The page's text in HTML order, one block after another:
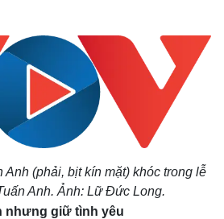
(phải, bịt kín mặt) khóc trong lễ
Anh. Ảnh: Lữ Đức Long.
nhưng giữ tình yêu